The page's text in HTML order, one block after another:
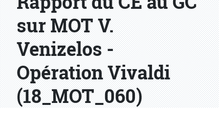
sur MOT V.
Venizelos -
Opération Vivaldi
(18_MOT_060)